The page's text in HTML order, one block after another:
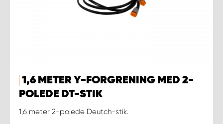
1,6 METER Y-FORGRENING MED 2-
POLEDE DT-STIK
1,6 meter 2-polede Deutch-stik.